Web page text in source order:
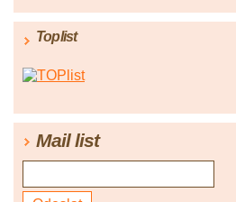
Toplist
Mail list